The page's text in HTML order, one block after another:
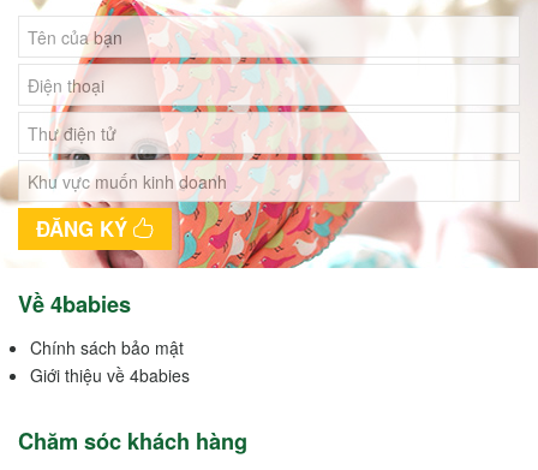
ĐĂNG KÝ
Về 4babies
Chính sách bảo mật
Giới thiệu về 4babies
Chăm sóc khách hàng